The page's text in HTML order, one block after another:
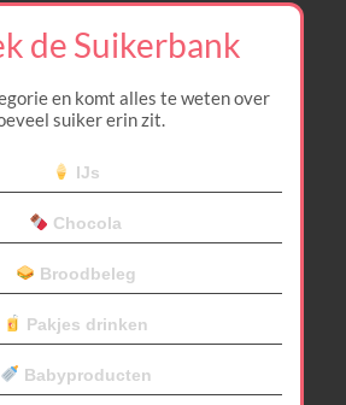
de Suikerbank
en komt alles te weten over
suiker erin zit.
IJs
Chocola
Broodbeleg
Pakjes drinken
Babyproducten